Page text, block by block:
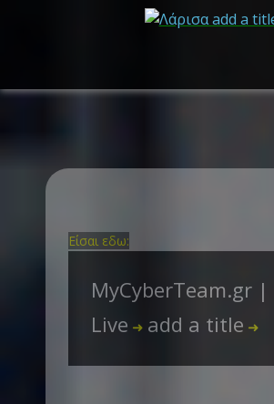
Είσαι εδω:
MyCyberTeam.gr |
Live ➜ add a title ➜